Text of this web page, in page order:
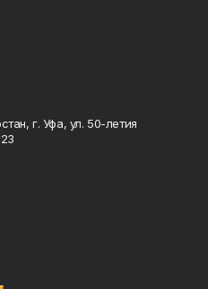
г. Уфа, ул. 50-летия